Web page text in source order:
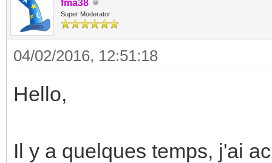
fma38
Super Moderator
04/02/2016, 12:51:18
Hello,
Il y a quelques temps, j'ai